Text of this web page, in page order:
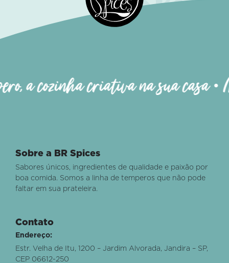
a cozinha criativa na sua casa
Sobre a BR Spices
Sabores únicos, ingredientes de qualidade e paixão por
boa comida. Somos a linha de temperos que não pode
faltar em sua prateleira.
Contato
Endereço:
Estr. Velha de Itu, 1200 – Jardim Alvorada, Jandira – SP,
CEP 06612-250